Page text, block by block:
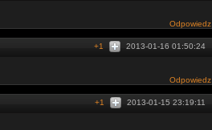
Odpowiedz
2013-01-16 01:50:24
+1
Odpowiedz
2013-01-15 23:19:11
+1